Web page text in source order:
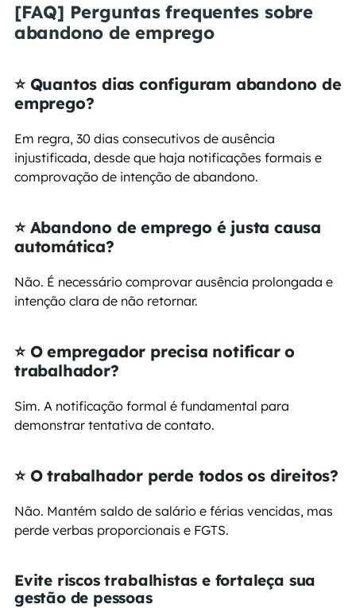
[FAQ] Perguntas frequentes sobre
abandono de emprego
⭐ Quantos dias configuram abandono de
emprego?
Em regra, 30 dias consecutivos de ausência
injustificada, desde que haja notificações formais e
comprovação de intenção de abandono.
⭐ Abandono de emprego é justa causa
automática?
Não. É necessário comprovar ausência prolongada e
intenção clara de não retornar.
⭐ O empregador precisa notificar o
trabalhador?
Sim. A notificação formal é fundamental para
demonstrar tentativa de contato.
⭐ O trabalhador perde todos os direitos?
Não. Mantém saldo de salário e férias vencidas, mas
perde verbas proporcionais e FGTS.
Evite riscos trabalhistas e fortaleça sua
gestão de pessoas